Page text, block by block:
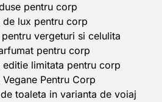
pentru corp
de lux pentru corp
pentru vergeturi si celulita
pentru corp
editie limitata pentru corp
Vegane Pentru Corp
toaleta in varianta de voiaj